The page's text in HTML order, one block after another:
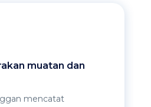
muatan dan
mencatat